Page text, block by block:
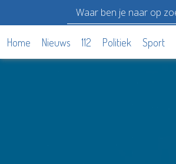
Home Nieuws 112 Politiek Sport